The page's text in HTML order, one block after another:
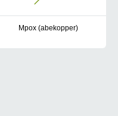
Mpox (abekopper)